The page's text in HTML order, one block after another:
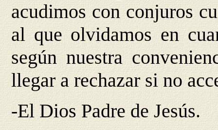
acudimos con conjuros
al que olvidamos en
según nuestra
llegar a rechazar si no
-El Dios Padre de Jesús.